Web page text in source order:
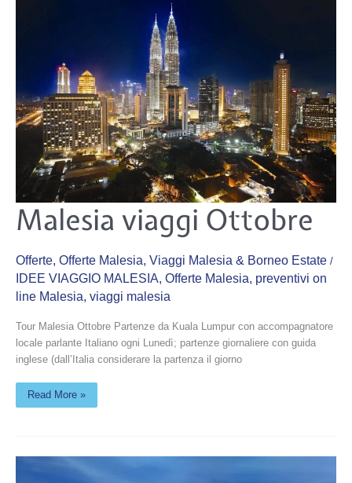
Malesia viaggi Ottobre
Offerte, Offerte Malesia, Viaggi Malesia & Borneo Estate /
IDEE VIAGGIO MALESIA, Offerte Malesia, preventivi on
line Malesia, viaggi malesia
Tour Malesia Ottobre Partenze da Kuala Lumpur con accompagnatore
locale parlante Italiano ogni Lunedì; partenze giornaliere con guida
inglese (dall’Italia considerare la partenza il giorno
Malesia
viaggi
Ottobre
Read More »